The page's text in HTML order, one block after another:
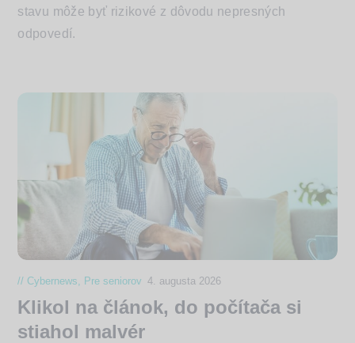
stavu môže byť rizikové z dôvodu nepresných
odpovedí.
Cybernews Pre seniorov 4. augusta 2026
Klikol na článok, do počítača si
stiahol malvér